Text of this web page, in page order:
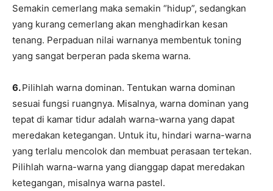
Semakin cemerlang maka semakin “hidup”, sedangkan
yang kurang cemerlang akan menghadirkan kesan
tenang. Perpaduan nilai warnanya membentuk toning
yang sangat berperan pada skema warna.
6.Pilihlah warna dominan. Tentukan warna dominan
sesuai fungsi ruangnya. Misalnya, warna dominan yang
tepat di kamar tidur adalah warna-warna yang dapat
meredakan ketegangan. Untuk itu, hindari warna-warna
yang terlalu mencolok dan membuat perasaan tertekan.
Pilihlah warna-warna yang dianggap dapat meredakan
ketegangan, misalnya warna pastel.